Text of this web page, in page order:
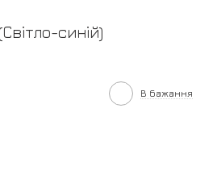
синій)
В бажання